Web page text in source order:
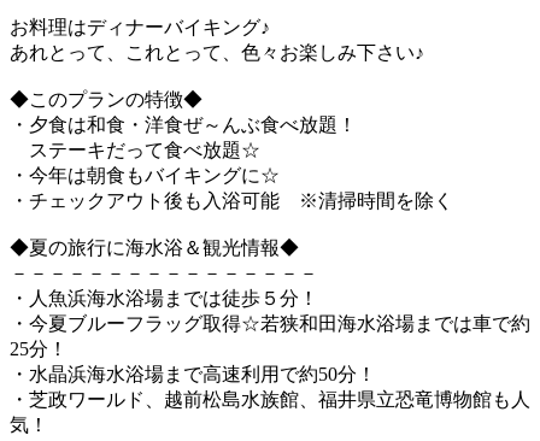
お料理はディナーバイキング♪
あれとって、これとって、色々お楽しみ下さい♪
◆このプランの特徴◆
・夕食は和食・洋食ぜ～んぶ食べ放題！
ステーキだって食べ放題☆
・今年は朝食もバイキングに☆
・チェックアウト後も入浴可能 ※清掃時間を除く
◆夏の旅行に海水浴＆観光情報◆
－－－－－－－－－－－－－－－－
・人魚浜海水浴場までは徒歩５分！
・今夏ブルーフラッグ取得☆若狭和田海水浴場までは車で約
25分！
・水晶浜海水浴場まで高速利用で約50分！
・芝政ワールド、越前松島水族館、福井県立恐竜博物館も人
気！